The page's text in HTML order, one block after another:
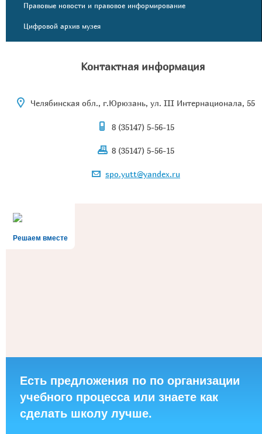
Правовые новости и правовое информирование
Цифровой архив музея
Контактная информация
Челябинская обл., г.Юрюзань, ул. III Интернационала, 55
8 (35147) 5-56-15
8 (35147) 5-56-15
spo.yutt@yandex.ru
Решаем вместе
Есть предложения по по организации
учебного процесса или знаете как
сделать школу лучше.